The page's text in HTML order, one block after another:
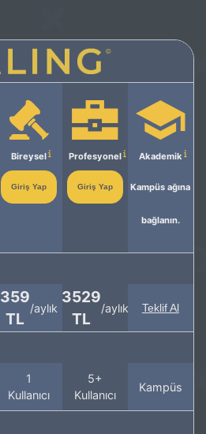
Bireysel
Giriş Yap
Profesyonel
Giriş Yap
Akademik
Kampüs ağına
bağlanın.
359
TL
/aylık
3529
TL
/aylık Teklif Al
1
Kullanıcı
5+
Kullanıcı
Kampüs